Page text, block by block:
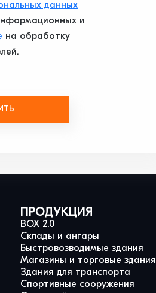
данных
и
на обработку
ПРОДУКЦИЯ
BOX 2.0
Склады и ангары
Быстровозводимые здания
Магазины и торговые здания
Здания для транспорта
Спортивные сооружения